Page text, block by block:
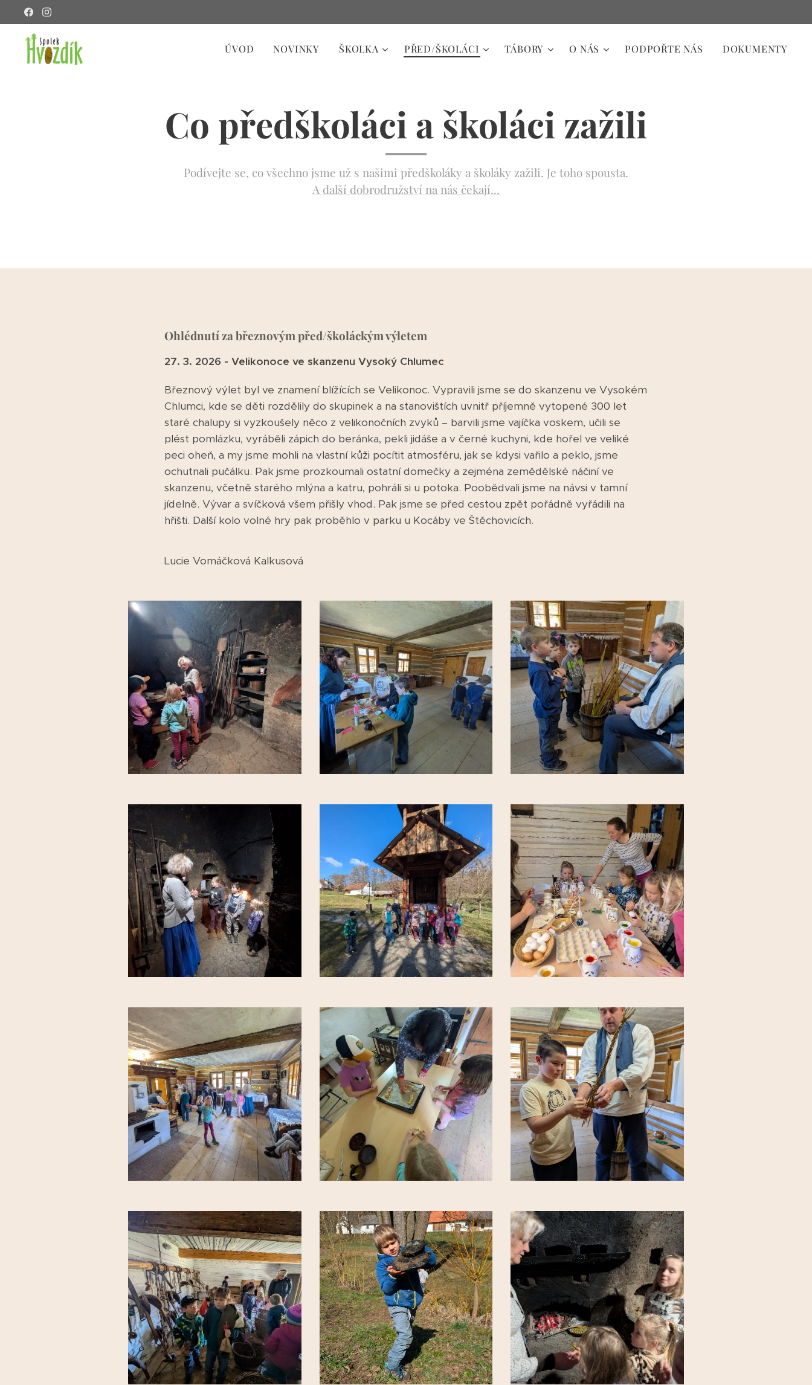
ÚVOD NOVINKY ŠKOLKA PŘED/ŠKOLÁCI TÁBORY O NÁS PODPOŘTE NÁS DOKUMENTY
Co předškoláci a školáci zažili
Podívejte se, co všechno jsme už s našimi předškoláky a školáky zažili. Je toho spousta.
A další dobrodružství na nás čekají...
Ohlédnutí za březnovým před/školáckým výletem
27. 3. 2026 - Velikonoce ve skanzenu Vysoký Chlumec
Březnový výlet byl ve znamení blížících se Velikonoc. Vypravili jsme se do skanzenu ve Vysokém
Chlumci, kde se děti rozdělily do skupinek a na stanovištích uvnitř příjemně vytopené 300 let
staré chalupy si vyzkoušely něco z velikonočních zvyků – barvili jsme vajíčka voskem, učili se
plést pomlázku, vyráběli zápich do beránka, pekli jidáše a v černé kuchyni, kde hořel ve veliké
peci oheň, a my jsme mohli na vlastní kůži pocítit atmosféru, jak se kdysi vařilo a peklo, jsme
ochutnali pučálku. Pak jsme prozkoumali ostatní domečky a zejména zemědělské náčiní ve
skanzenu, včetně starého mlýna a katru, pohráli si u potoka. Poobědvali jsme na návsi v tamní
jídelně. Vývar a svíčková všem přišly vhod. Pak jsme se před cestou zpět pořádně vyřádili na
hřišti. Další kolo volné hry pak proběhlo v parku u Kocáby ve Štěchovicích.
Lucie Vomáčková Kalkusová